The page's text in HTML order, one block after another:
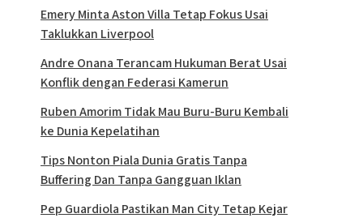
Emery Minta Aston Villa Tetap Fokus Usai
Taklukkan Liverpool
Andre Onana Terancam Hukuman Berat Usai
Konflik dengan Federasi Kamerun
Ruben Amorim Tidak Mau Buru-Buru Kembali
ke Dunia Kepelatihan
Tips Nonton Piala Dunia Gratis Tanpa
Buffering Dan Tanpa Gangguan Iklan
Pep Guardiola Pastikan Man City Tetap Kejar